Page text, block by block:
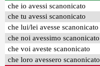
che io avessi scanonicato
che tu avessi scanonicato
che lui/lei avesse scanonicato
che noi avessimo scanonicato
che voi aveste scanonicato
che loro avessero scanonicato